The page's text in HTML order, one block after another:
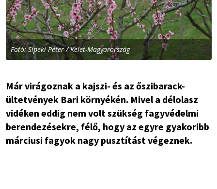
Fotó: Sipeki Péter / Kelet-Magyarország
Már virágoznak a kajszi- és az őszibarack-
ültetvények Bari környékén. Mivel a délolasz
vidéken eddig nem volt szükség fagyvédelmi
berendezésekre, félő, hogy az egyre gyakoribb
márciusi fagyok nagy pusztítást végeznek.